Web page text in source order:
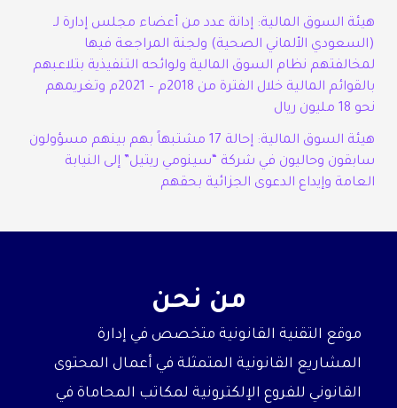
هيئة السوق المالية: إدانة عدد من أعضاء مجلس إدارة لـ
(السعودي الألماني الصحية) ولجنة المراجعة فيها
لمخالفتهم نظام السوق المالية ولوائحه التنفيذية بتلاعبهم
بالقوائم المالية خلال الفترة من 2018م – 2021م وتغريمهم
نحو 18 مليون ريال
هيئة السوق المالية: إحالة 17 مشتبهاً بهم بينهم مسؤولون
سابقون وحاليون في شركة “سينومي ريتيل” إلى النيابة
العامة وإيداع الدعوى الجزائية بحقهم
من نحن
موقع التقنية القانونية متخصص في إدارة
المشاريع القانونية المتمثلة في أعمال المحتوى
القانوني للفروع الإلكترونية لمكاتب المحاماة في